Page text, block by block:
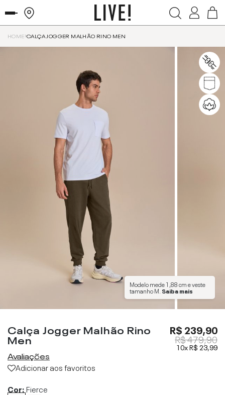
HOME CALÇA JOGGER MALHÃO RINO MEN
Modelo mede1,88 cme veste
tamanhoM Saiba mais
Calça Jogger Malhão Rino
Men
Avaliações
Adicionar aos favoritos
R$ 239,90
R$ 479,90
10xR$ 23,99
Cor:Fierce